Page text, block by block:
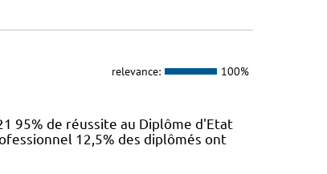
relevance: 100%
95% de réussite au Diplôme d'Etat
12,5% des diplômés ont